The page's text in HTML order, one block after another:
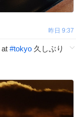
昨日 9:37
at #tokyo 久しぶり